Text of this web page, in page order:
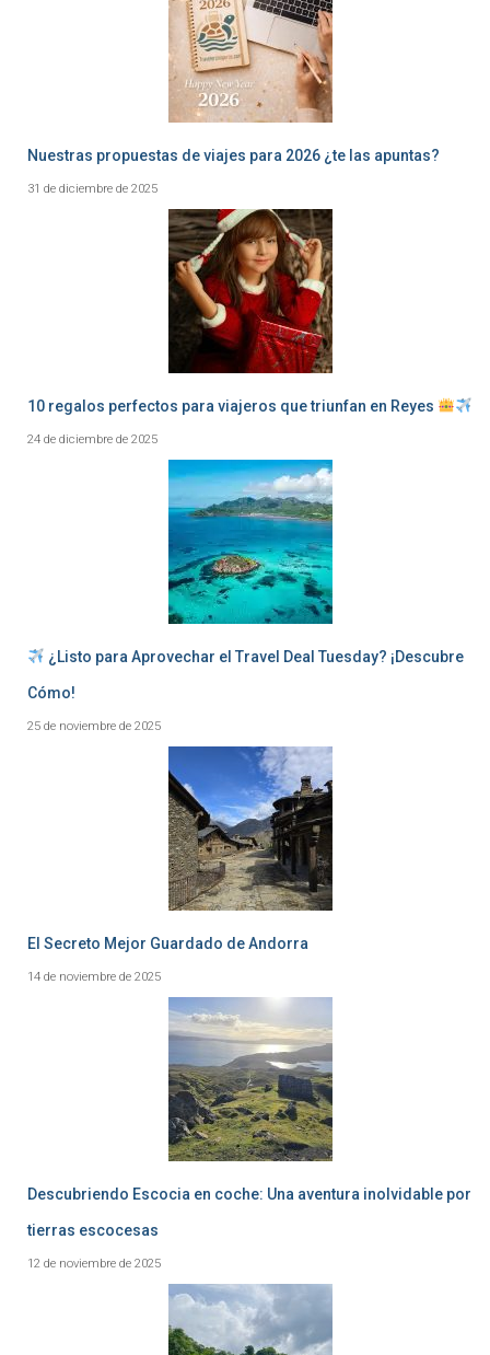
Nuestras propuestas de viajes para 2026 ¿te las apuntas?
31 de diciembre de 2025
10 regalos perfectos para viajeros que triunfan en Reyes
24 de diciembre de 2025
¿Listo para Aprovechar el Travel Deal Tuesday? ¡Descubre
Cómo!
25 de noviembre de 2025
El Secreto Mejor Guardado de Andorra
14 de noviembre de 2025
Descubriendo Escocia en coche: Una aventura inolvidable por
tierras escocesas
12 de noviembre de 2025